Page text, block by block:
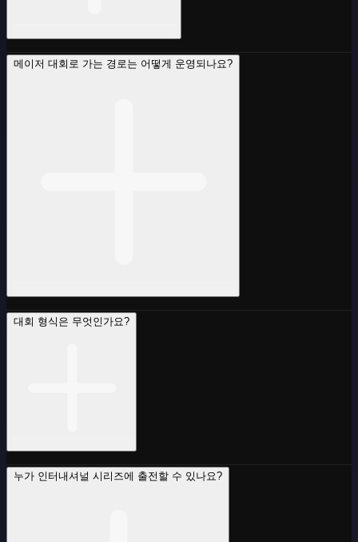
메이저 대회로 가는 경로는 어떻게 운영되나요?
대회 형식은 무엇인가요?
누가 인터내셔널 시리즈에 출전할 수 있나요?